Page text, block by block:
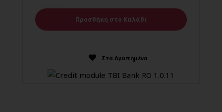
Στα Αγαπημένα